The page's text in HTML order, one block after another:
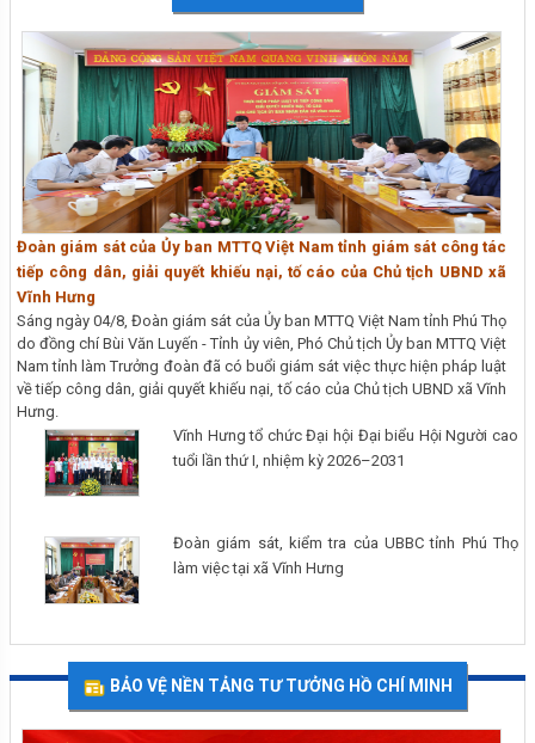
Đoàn giám sát của Ủy ban MTTQ Việt Nam tỉnh giám sát công tác
tiếp công dân, giải quyết khiếu nại, tố cáo của Chủ tịch UBND xã
Vĩnh Hưng
Sáng ngày 04/8, Đoàn giám sát của Ủy ban MTTQ Việt Nam tỉnh Phú Thọ
do đồng chí Bùi Văn Luyến - Tỉnh ủy viên, Phó Chủ tịch Ủy ban MTTQ Việt
Nam tỉnh làm Trưởng đoàn đã có buổi giám sát việc thực hiện pháp luật
về tiếp công dân, giải quyết khiếu nại, tố cáo của Chủ tịch UBND xã Vĩnh
Hưng.
Vĩnh Hưng tổ chức Đại hội Đại biểu Hội Người cao
tuổi lần thứ I, nhiệm kỳ 2026–2031
Đoàn giám sát, kiểm tra của UBBC tỉnh Phú Thọ
làm việc tại xã Vĩnh Hưng
BẢO VỆ NỀN TẢNG TƯ TƯỞNG HỒ CHÍ MINH